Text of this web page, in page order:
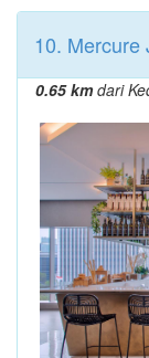
10. Mercure
0.65 kmdari